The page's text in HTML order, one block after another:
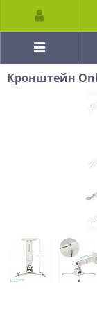
Кронштейн